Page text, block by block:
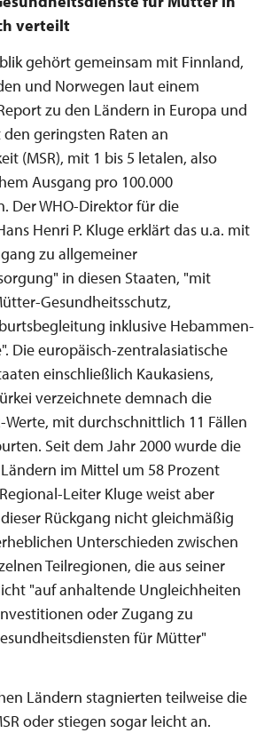
verteilt
gehört gemeinsam mit Finnland,
und Norwegen laut einem
zu den Ländern in Europa und
geringsten Raten an
(MSR), mit 1 bis 5 letalen, also
Ausgang pro 100.000
Der WHO-Direktor für die
Henri P. Kluge erklärt das u.a. mit
zu allgemeiner
in diesen Staaten, "mit
Gesundheitsschutz,
inklusive Hebammen-
Die europäisch-zentralasiatische
einschließlich Kaukasiens,
verzeichnete demnach die
Werte, mit durchschnittlich 11 Fällen
Seit dem Jahr 2000 wurde die
im Mittel um 58 Prozent
Leiter Kluge weist aber
Rückgang nicht gleichmäßig
Unterschieden zwischen
Teilregionen, die aus seiner
"auf anhaltende Ungleichheiten
oder Zugang zu
für Mütter"
Ländern stagnierten teilweise die
oder stiegen sogar leicht an.